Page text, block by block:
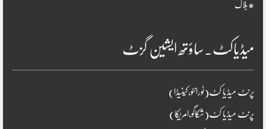
*بلاگ
میڈیاکٹ۔ساؤتھ ایشین گزٹ
پرنٹ میڈیا کٹ(ٹورانٹو،کینیڈا)
پرنٹ میڈیا کٹ(شکاگو،امریکا)